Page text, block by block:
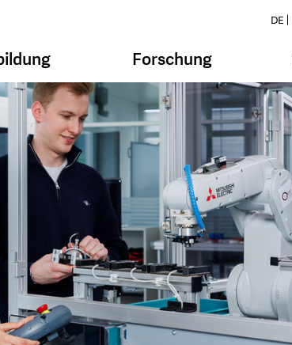
DE
Forschung